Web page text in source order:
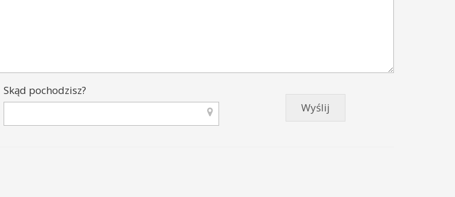
Skąd pochodzisz?